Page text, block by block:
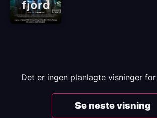
Det er ingen planlagte visninger
Se neste visning